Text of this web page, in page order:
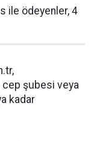
ile ödeyenler, 4
cep şubesi veya
kadar